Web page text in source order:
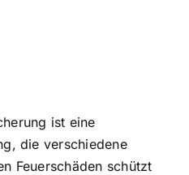
ist eine
die verschiedene
Feuerschäden schützt